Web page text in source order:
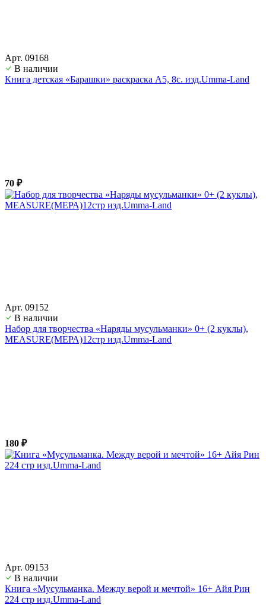
Арт. 09168
В наличии
Книга детская «Барашки» раскраска А5, 8с. изд.Umma-Land
70 ₽
Арт. 09152
В наличии
Набор для творчества «Наряды мусульманки» 0+ (2 куклы),
MEASURE(МЕРА)12стр изд.Umma-Land
180 ₽
Арт. 09153
В наличии
Книга «Мусульманка. Между верой и мечтой» 16+ Айя Рин
224 стр изд.Umma-Land